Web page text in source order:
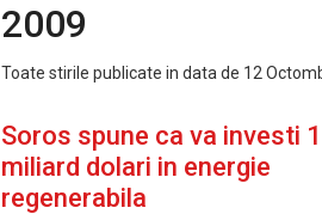
2009
Toate stirile publicate in data de 12
Soros spune ca va investi 1
miliard dolari in energie
regenerabila